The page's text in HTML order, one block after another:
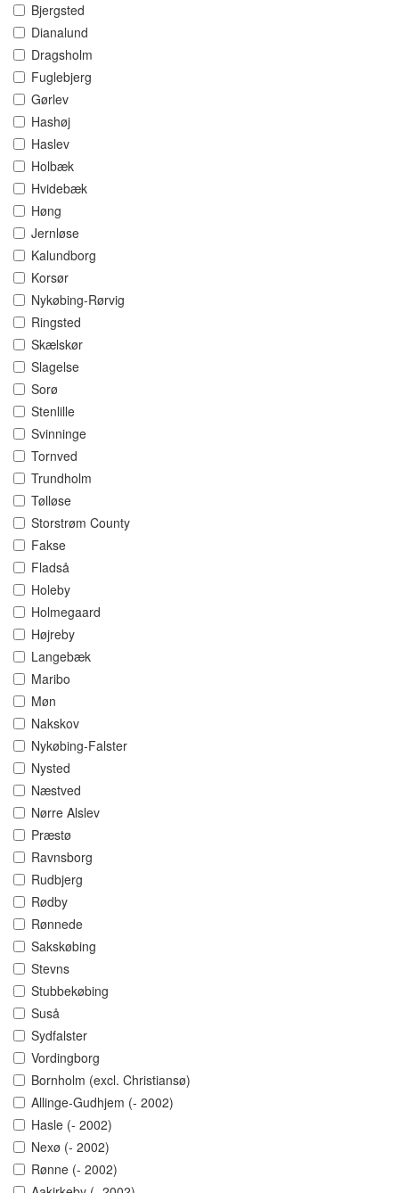
Bjergsted
Dianalund
Dragsholm
Fuglebjerg
Gørlev
Hashøj
Haslev
Holbæk
Hvidebæk
Høng
Jernløse
Kalundborg
Korsør
Nykøbing-Rørvig
Ringsted
Skælskør
Slagelse
Sorø
Stenlille
Svinninge
Tornved
Trundholm
Tølløse
Storstrøm County
Fakse
Fladså
Holeby
Holmegaard
Højreby
Langebæk
Maribo
Møn
Nakskov
Nykøbing-Falster
Nysted
Næstved
Nørre Alslev
Præstø
Ravnsborg
Rudbjerg
Rødby
Rønnede
Sakskøbing
Stevns
Stubbekøbing
Suså
Sydfalster
Vordingborg
Bornholm (excl. Christiansø)
Allinge-Gudhjem (- 2002)
Hasle (- 2002)
Nexø (- 2002)
Rønne (- 2002)